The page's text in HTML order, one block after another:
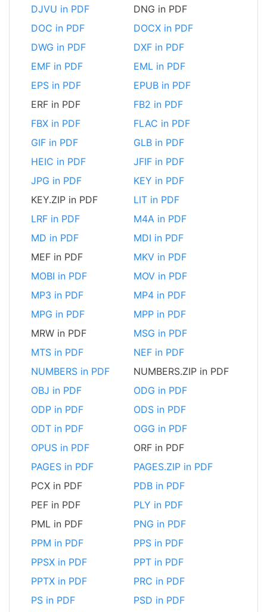
DJVU in PDF
DNG in PDF
DOC in PDF
DOCX in PDF
DWG in PDF
DXF in PDF
EMF in PDF
EML in PDF
EPS in PDF
EPUB in PDF
ERF in PDF
FB2 in PDF
FBX in PDF
FLAC in PDF
GIF in PDF
GLB in PDF
HEIC in PDF
JFIF in PDF
JPG in PDF
KEY in PDF
KEY.ZIP in PDF
LIT in PDF
LRF in PDF
M4A in PDF
MD in PDF
MDI in PDF
MEF in PDF
MKV in PDF
MOBI in PDF
MOV in PDF
MP3 in PDF
MP4 in PDF
MPG in PDF
MPP in PDF
MRW in PDF
MSG in PDF
MTS in PDF
NEF in PDF
NUMBERS in PDF
NUMBERS.ZIP in PDF
OBJ in PDF
ODG in PDF
ODP in PDF
ODS in PDF
ODT in PDF
OGG in PDF
OPUS in PDF
ORF in PDF
PAGES in PDF
PAGES.ZIP in PDF
PCX in PDF
PDB in PDF
PEF in PDF
PLY in PDF
PML in PDF
PNG in PDF
PPM in PDF
PPS in PDF
PPSX in PDF
PPT in PDF
PPTX in PDF
PRC in PDF
PS in PDF
PSD in PDF